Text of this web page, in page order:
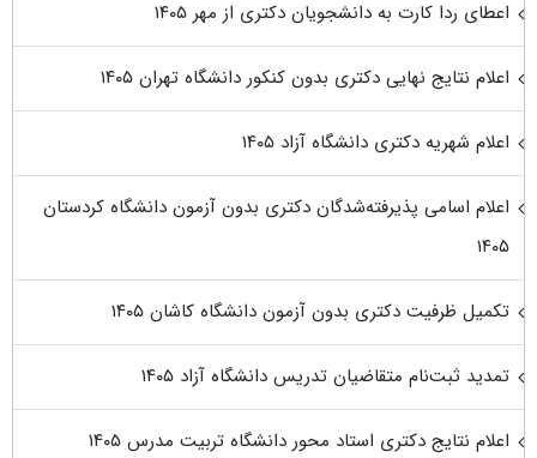
اعطای ردا کارت به دانشجویان دکتری از مهر ۱۴۰۵
اعلام نتایج نهایی دکتری بدون کنکور دانشگاه تهران ۱۴۰۵
اعلام شهریه دکتری دانشگاه آزاد ۱۴۰۵
اعلام اسامی پذیرفته‌شدگان دکتری بدون آزمون دانشگاه کردستان
۱۴۰۵
تکمیل ظرفیت دکتری بدون آزمون دانشگاه کاشان ۱۴۰۵
تمدید ثبت‌نام متقاضیان تدریس دانشگاه آزاد ۱۴۰۵
اعلام نتایج دکتری استاد محور دانشگاه تربیت مدرس ۱۴۰۵